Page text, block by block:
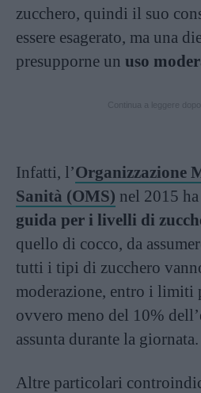
zucchero, quindi il suo
essere esagerato, ma una
presupporne un uso
Infatti, l’Organizzazione
Sanità (OMS) nel 2015
guida per i livelli di
quello di cocco, da
tutti i tipi di zucchero
moderazione, entro i limiti
ovvero meno del 10%
assunta durante la giornata.
Altre particolari